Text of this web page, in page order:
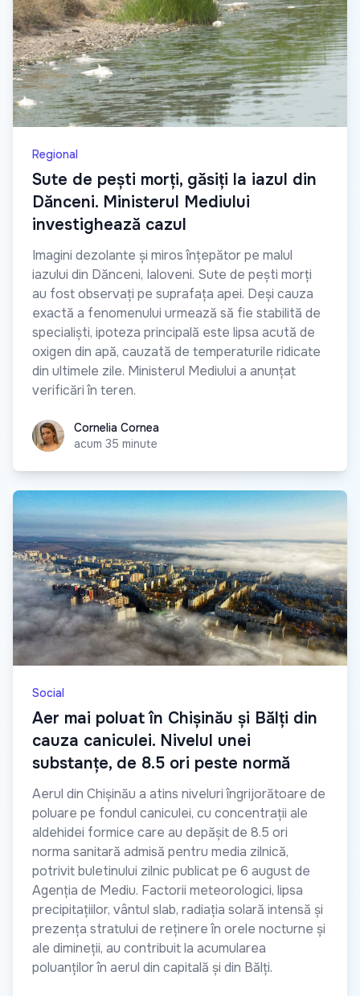
Regional
Sute de pești morți, găsiți la iazul din
Dănceni. Ministerul Mediului
investighează cazul
Imagini dezolante și miros înțepător pe malul
iazului din Dănceni, Ialoveni. Sute de pești morți
au fost observați pe suprafața apei. Deși cauza
exactă a fenomenului urmează să fie stabilită de
specialiști, ipoteza principală este lipsa acută de
oxigen din apă, cauzată de temperaturile ridicate
din ultimele zile. Ministerul Mediului a anunțat
verificări în teren.
Cornelia Cornea
Cornelia Cornea
acum 35 minute
Social
Aer mai poluat în Chișinău și Bălți din
cauza caniculei. Nivelul unei
substanțe, de 8.5 ori peste normă
Aerul din Chișinău a atins niveluri îngrijorătoare de
poluare pe fondul caniculei, cu concentrații ale
aldehidei formice care au depășit de 8.5 ori
norma sanitară admisă pentru media zilnică,
potrivit buletinului zilnic publicat pe 6 august de
Agenția de Mediu. Factorii meteorologici, lipsa
precipitațiilor, vântul slab, radiația solară intensă și
prezența stratului de reținere în orele nocturne și
ale dimineții, au contribuit la acumularea
poluanților în aerul din capitală și din Bălți.